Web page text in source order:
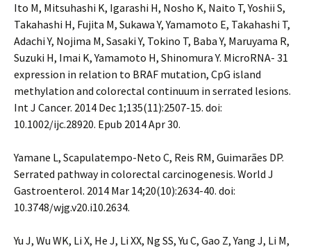
Ito M, Mitsuhashi K, Igarashi H, Nosho K, Naito T, Yoshii S,
Takahashi H, Fujita M, Sukawa Y, Yamamoto E, Takahashi T,
Adachi Y, Nojima M, Sasaki Y, Tokino T, Baba Y, Maruyama R,
Suzuki H, Imai K, Yamamoto H, Shinomura Y. MicroRNA- 31
expression in relation to BRAF mutation, CpG island
methylation and colorectal continuum in serrated lesions.
Int J Cancer. 2014 Dec 1;135(11):2507-15. doi:
10.1002/ijc.28920. Epub 2014 Apr 30.
Yamane L, Scapulatempo-Neto C, Reis RM, Guimarães DP.
Serrated pathway in colorectal carcinogenesis. World J
Gastroenterol. 2014 Mar 14;20(10):2634-40. doi:
10.3748/wjg.v20.i10.2634.
Yu J, Wu WK, Li X, He J, Li XX, Ng SS, Yu C, Gao Z, Yang J, Li M,